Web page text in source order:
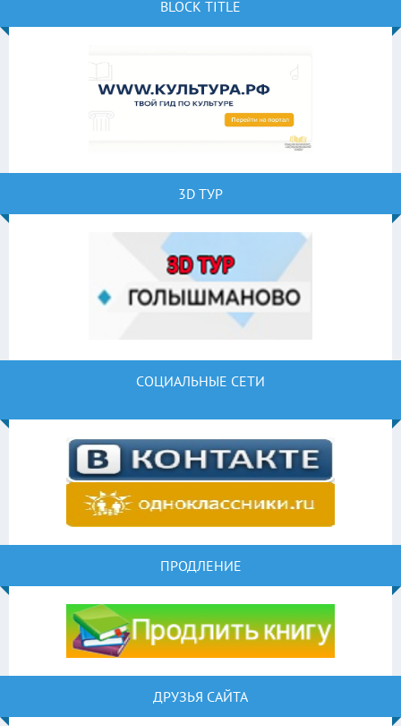
BLOCK TITLE
3D ТУР
СОЦИАЛЬНЫЕ СЕТИ
ПРОДЛЕНИЕ
ДРУЗЬЯ САЙТА